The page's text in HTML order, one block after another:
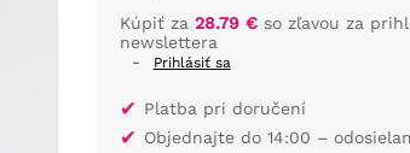
Kúpiť za 28.79 €so zľavou za
newslettera
-
Prihlásiť sa
✔ Platba pri doručení
✔ Objednajte do 14:00 –